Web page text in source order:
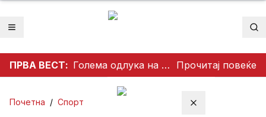
Отвори мени
ПРВА ВЕСТ: Голема одлука на ТИСА: Поранешниот претседател на Врховниот суд Андраш Бака кандидат за претседател на Унгарија Прочитај повеќе
Затвори мени
Почетна / Спорт